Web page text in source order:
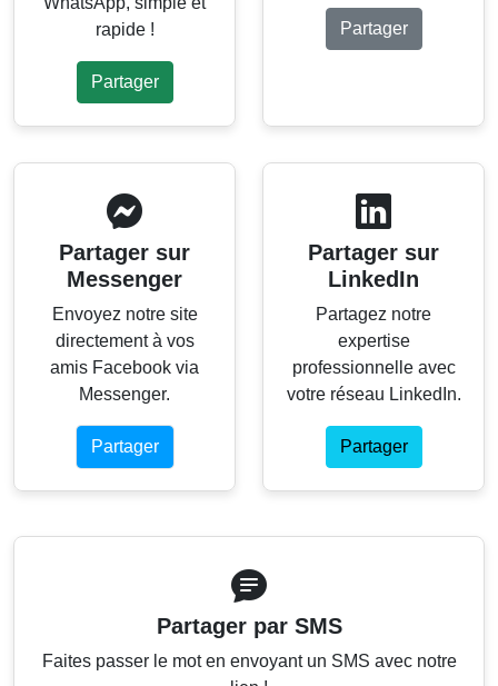
rapide !
Partager
Partager
Partager sur
Messenger
Envoyez notre site
directement à vos
amis Facebook via
Messenger.
Partager
Partager sur
LinkedIn
Partagez notre
expertise
professionnelle avec
votre réseau LinkedIn.
Partager
Partager par SMS
Faites passer le mot en envoyant un SMS avec notre